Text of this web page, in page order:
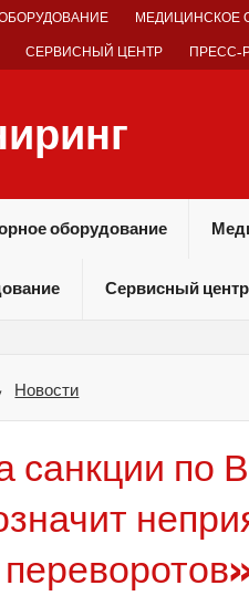
МЕДИЦИНСКОЕ
СЕРВИСНЫЙ ЦЕНТР ПРЕСС-
оборудование
Сервисный центр
Новости
санкции по